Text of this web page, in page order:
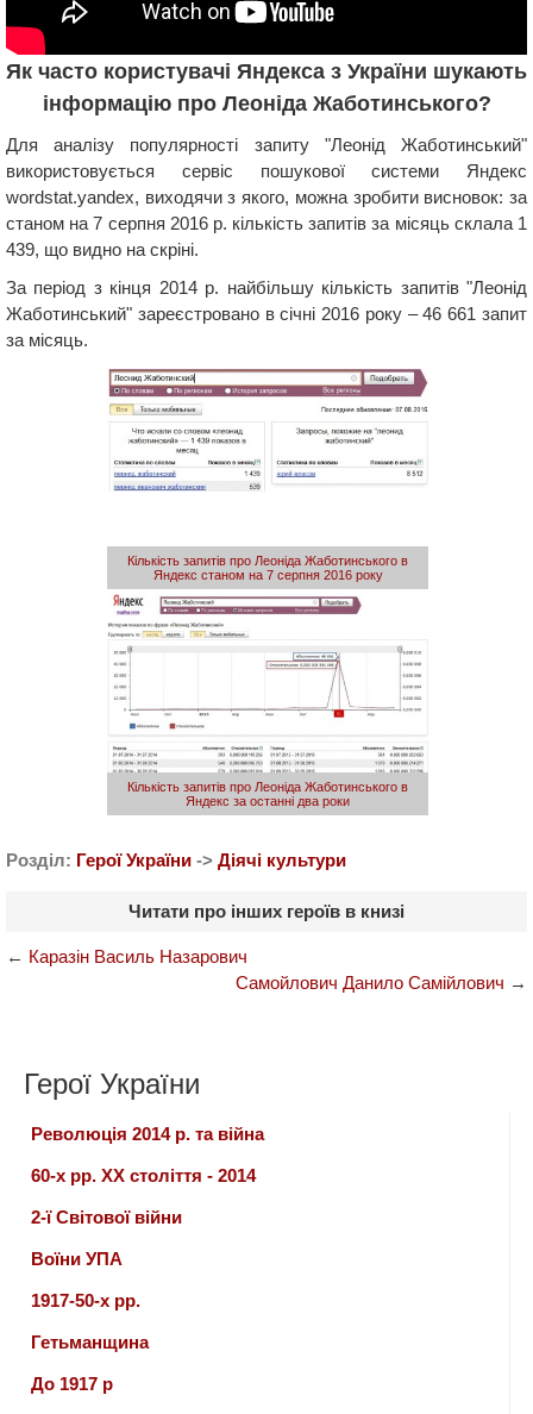
Як часто користувачі Яндекса з України шукають
інформацію про Леоніда Жаботинського?
Для аналізу популярності запиту "Леонід Жаботинський"
використовується сервіс пошукової системи Яндекс
wordstat.yandex, виходячи з якого, можна зробити висновок: за
станом на 7 серпня 2016 р. кількість запитів за місяць склала 1
439, що видно на скріні.
За період з кінця 2014 р. найбільшу кількість запитів "Леонід
Жаботинський" зареєстровано в січні 2016 року – 46 661 запит
за місяць.
Кількість запитів про Леоніда Жаботинського в
Яндекс станом на 7 серпня 2016 року
Кількість запитів про Леоніда Жаботинського в
Яндекс за останні два роки
Розділ: Герої України -> Діячі культури
Читати про інших героїв в книзі
← Каразін Василь Назарович
Самойлович Данило Самійлович →
Герої України
Революція 2014 р. та війна
60-х рр. ХХ століття - 2014
2-ї Світової війни
Воїни УПА
1917-50-х рр.
Гетьманщина
До 1917 р